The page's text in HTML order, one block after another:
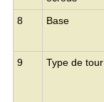
8
Base
9
Type de tour